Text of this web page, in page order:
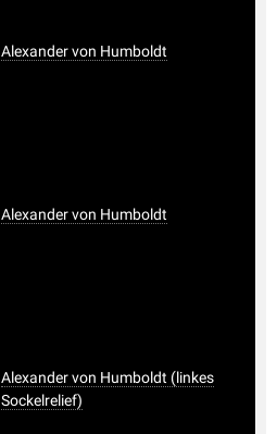
Alexander von Humboldt
Alexander von Humboldt
Alexander von Humboldt (linkes
Sockelrelief)